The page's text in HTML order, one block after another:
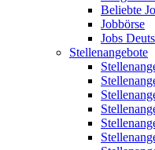
Beliebte
Jobbörse
Jobs
Stellenangebote